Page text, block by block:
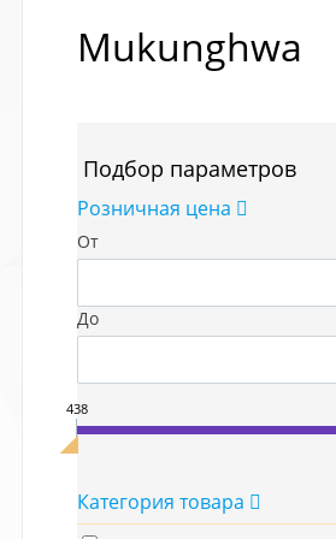
Mukunghwa
Подбор параметров
Розничная цена
От
До
438
Категория товара